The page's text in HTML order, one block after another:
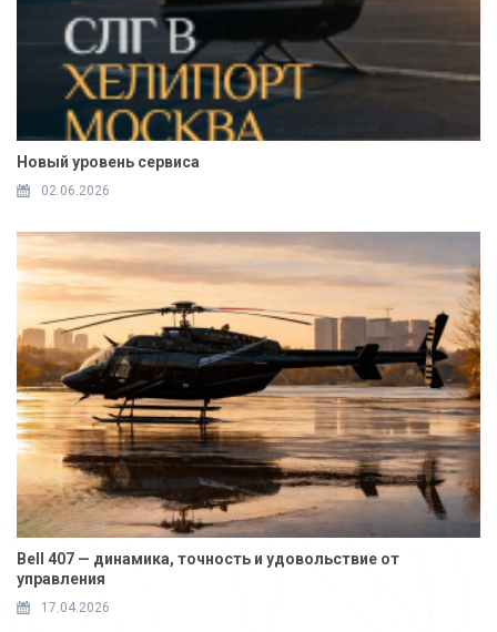
Новый уровень сервиса
02.06.2026
Bell 407 — динамика, точность и удовольствие от
управления
17.04.2026